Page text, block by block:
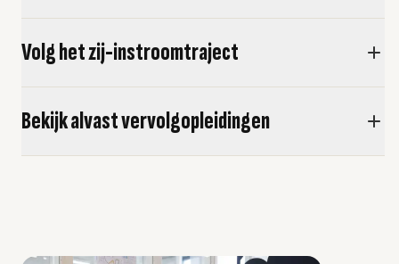
Volg het zij-instroomtraject
Bekijk alvast vervolgopleidingen